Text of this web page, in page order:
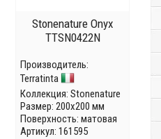
Stonenature Onyx
TTSN0422N
Производитель:
Terratinta
Коллекция: Stonenature
Размер: 200x200 мм
Поверхность: матовая
Артикул: 161595